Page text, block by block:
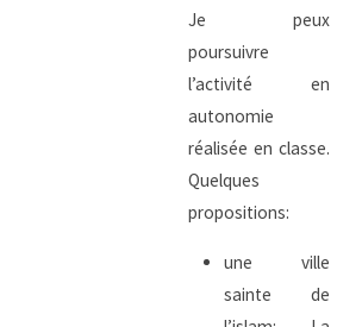
Je peux
poursuivre
l’activité en
autonomie
réalisée en classe.
Quelques
propositions:
une ville
sainte de